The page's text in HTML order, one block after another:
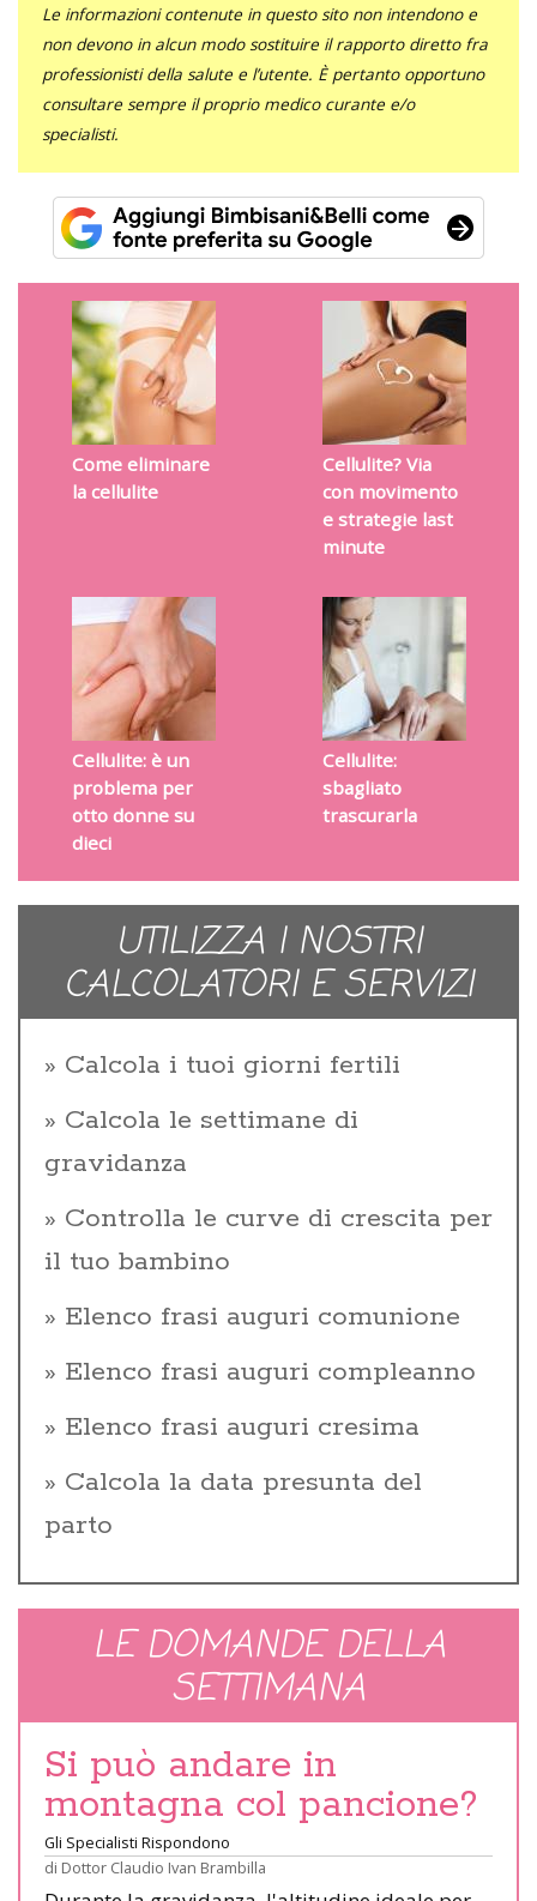
Le informazioni contenute in questo sito non intendono e
non devono in alcun modo sostituire il rapporto diretto fra
professionisti della salute e l’utente. È pertanto opportuno
consultare sempre il proprio medico curante e/o
specialisti.
Come eliminare
la cellulite
Cellulite? Via
con movimento
e strategie last
minute
Cellulite: è un
problema per
otto donne su
dieci
Cellulite:
sbagliato
trascurarla
UTILIZZA I NOSTRI
CALCOLATORI E SERVIZI
Calcola i tuoi giorni fertili
Calcola le settimane di
gravidanza
Controlla le curve di crescita per
il tuo bambino
Elenco frasi auguri comunione
Elenco frasi auguri compleanno
Elenco frasi auguri cresima
Calcola la data presunta del
parto
LE DOMANDE DELLA
SETTIMANA
Si può andare in
montagna col pancione?
Gli Specialisti Rispondono
di Dottor Claudio Ivan Brambilla